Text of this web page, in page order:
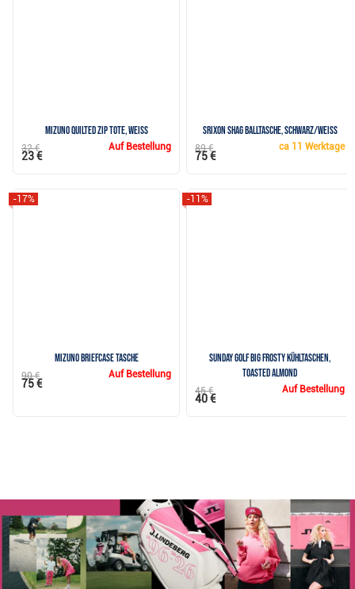
Mizuno Quilted Zip Tote, weiss
Auf Bestellung
32 €
23 €
Srixon Shag Balltasche, schwarz/weiss
ca 11 Werktage
89 €
75 €
Mizuno Briefcase Tasche
-17%
Auf Bestellung
90 €
75 €
Sunday Golf Big Frosty Kühltaschen,
toasted almond
-11%
Auf Bestellung
45 €
40 €